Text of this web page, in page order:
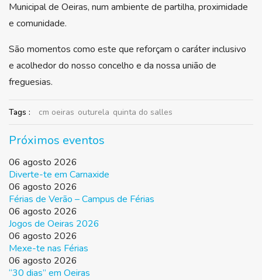
Municipal de Oeiras, num ambiente de partilha, proximidade
e comunidade.
São momentos como este que reforçam o caráter inclusivo
e acolhedor do nosso concelho e da nossa união de
freguesias.
Tags : cm oeiras outurela quinta do salles
Próximos eventos
06 agosto 2026
Diverte-te em Carnaxide
06 agosto 2026
Férias de Verão – Campus de Férias
06 agosto 2026
Jogos de Oeiras 2026
06 agosto 2026
Mexe-te nas Férias
06 agosto 2026
“30 dias” em Oeiras